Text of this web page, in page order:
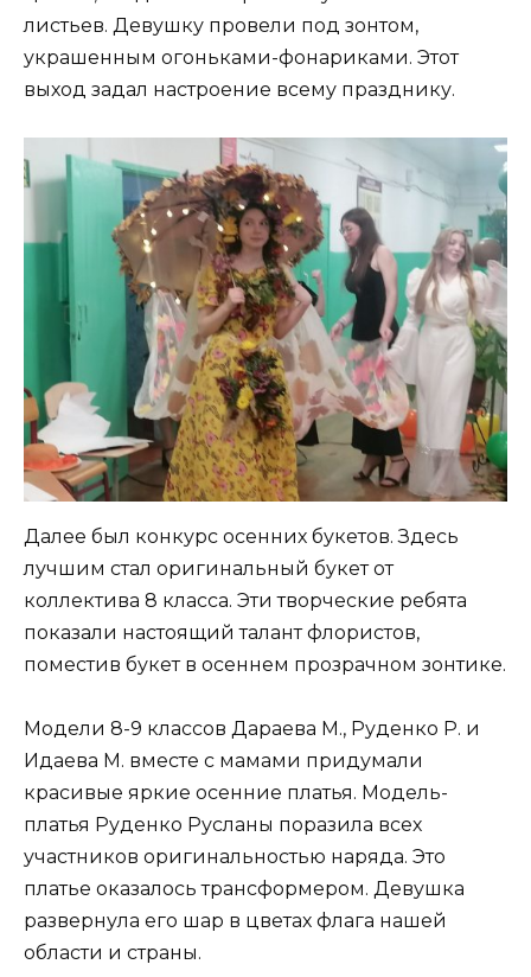
листьев. Девушку провели под зонтом,
украшенным огоньками-фонариками. Этот
выход задал настроение всему празднику.
Далее был конкурс осенних букетов. Здесь
лучшим стал оригинальный букет от
коллектива 8 класса. Эти творческие ребята
показали настоящий талант флористов,
поместив букет в осеннем прозрачном зонтике.
Модели 8-9 классов Дараева М., Руденко Р. и
Идаева М. вместе с мамами придумали
красивые яркие осенние платья. Модель-
платья Руденко Русланы поразила всех
участников оригинальностью наряда. Это
платье оказалось трансформером. Девушка
развернула его шар в цветах флага нашей
области и страны.